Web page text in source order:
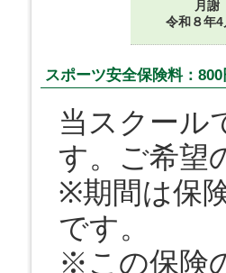
月謝
令和８年4
スポーツ安全保険料：800
当スクール
す。ご希望
※期間は保
です。
※この保険